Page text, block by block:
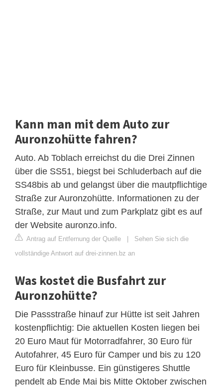
Kann man mit dem Auto zur
Auronzohütte fahren?
Auto. Ab Toblach erreichst du die Drei Zinnen
über die SS51, biegst bei Schluderbach auf die
SS48bis ab und gelangst über die mautpflichtige
Straße zur Auronzohütte. Informationen zu der
Straße, zur Maut und zum Parkplatz gibt es auf
der Website auronzo.info.
Antrag auf Entfernung der Quelle | Sehen Sie sich die
vollständige Antwort auf drei-zinnen.bz an
Was kostet die Busfahrt zur
Auronzohütte?
Die Passstraße hinauf zur Hütte ist seit Jahren
kostenpflichtig: Die aktuellen Kosten liegen bei
20 Euro Maut für Motorradfahrer, 30 Euro für
Autofahrer, 45 Euro für Camper und bis zu 120
Euro für Kleinbusse. Ein günstigeres Shuttle
pendelt ab Ende Mai bis Mitte Oktober zwischen